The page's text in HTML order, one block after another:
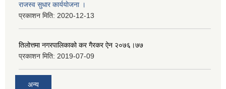
राजस्व सुधार कार्ययाेजना ।
प्रकाशन मिति: 2020-12-13
तिलोत्तमा नगरपालिकाको कर गैरकर ऐन २०७६।७७
प्रकाशन मिति: 2019-07-09
अन्य